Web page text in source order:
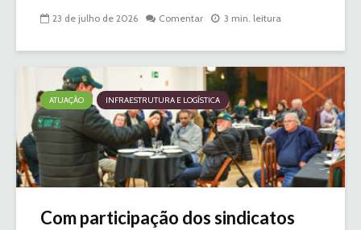
23 de julho de 2026 Comentar 3 min. leitura
ATUAÇÃO INFRAESTRUTURA E LOGÍSTICA
Com participação dos sindicatos